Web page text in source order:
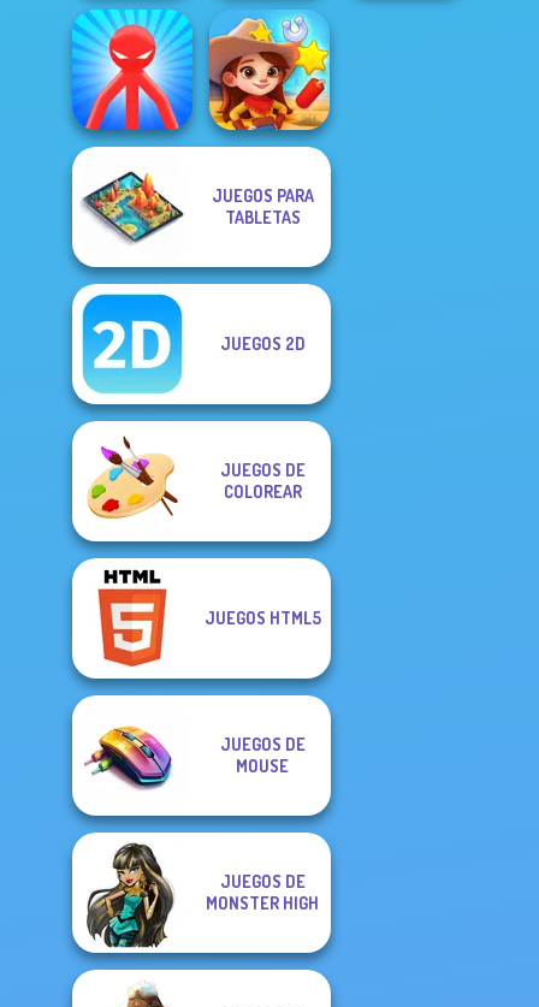
Solitaire
Mahjong Candy 2
Timberman
Red Stickman vs
Monster School
JUEGOS PARA
TABLETAS
JUEGOS 2D
JUEGOS DE
COLOREAR
JUEGOS HTML5
JUEGOS DE
MOUSE
JUEGOS DE
MONSTER HIGH